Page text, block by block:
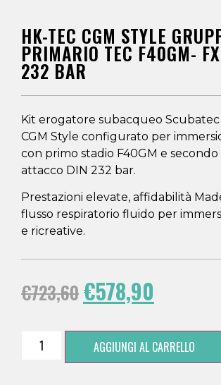
HK-TEC CGM STYLE
PRIMARIO TEC F40GM-
232 BAR
Kit erogatore subacqueo Scubatec
CGM Style configurato per
con primo stadio F40GM e secondo
attacco DIN 232 bar.
Prestazioni elevate, affidabilità
flusso respiratorio fluido per
e ricreative.
€723,60€578,90
AGGIUNGI AL CARRELLO